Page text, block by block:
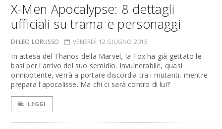
X-Men Apocalypse: 8 dettagli
ufficiali su trama e personaggi
DI LEO LORUSSO VENERDÌ 12 GIUGNO 2015
In attesa del Thanos della Marvel, la Fox ha già gettato le
basi per l'arrivo del suo semidio. Invulnerabile, quasi
onnipotente, verrà a portare discordia tra i mutanti, mentre
prepara l'apocalisse. Ma chi ci sarà contro di lui?
LEGGI